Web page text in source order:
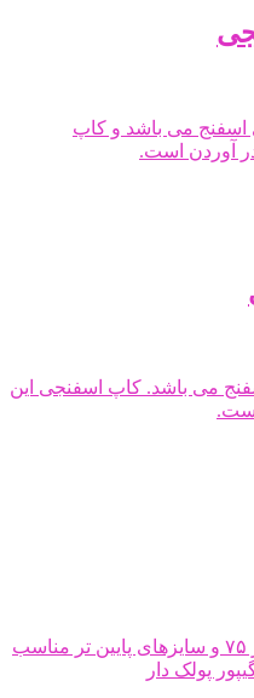
اسفنج می باشد و کاپ
در آوردن است.
می باشد. کاپ اسفنجی این
سوتین خنک فانتزی برای سایز ۷۵ و سایزهای پایین تر مناسب
پولک دار